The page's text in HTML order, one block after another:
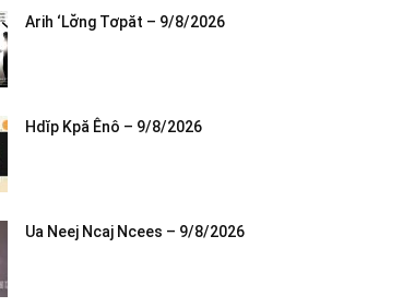
Arih ‘Lơ̆ng Tơpăt – 9/8/2026
Hdĭp Kpă Ênô – 9/8/2026
Ua Neej Ncaj Ncees – 9/8/2026